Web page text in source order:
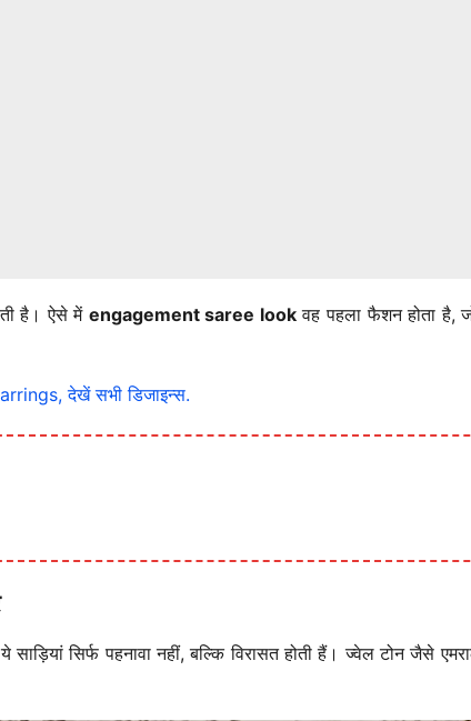
है। ऐसे में engagement saree lookवह पहला फैशन होता है,
देखें सभी डिजाइन्स.
सिर्फ पहनावा नहीं, बल्कि विरासत होती हैं। ज्वेल टोन जैसे